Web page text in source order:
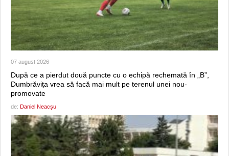
07 august 2026
După ce a pierdut două puncte cu o echipă rechemată în „B”,
Dumbrăvița vrea să facă mai mult pe terenul unei nou-
promovate
de: Daniel Neacșu